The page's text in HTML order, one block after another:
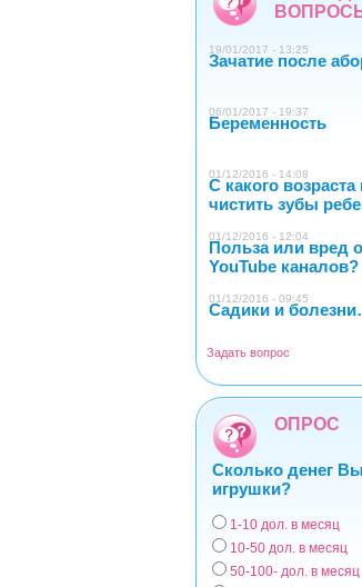
19/01/2017 - 13:25
Зачатие после
06/01/2017 - 19:37
Беременность
01/12/2016 - 14:08
С какого
чистить зубы
01/12/2016 - 12:04
Польза или вред
YouTube каналов?
01/12/2016 - 09:45
Садики и
Задать вопрос
ОПРОС
Сколько денег Вы
игрушки?
Варианты
1-10 дол. в месяц
10-50 дол. в месяц
50-100- дол. в месяц